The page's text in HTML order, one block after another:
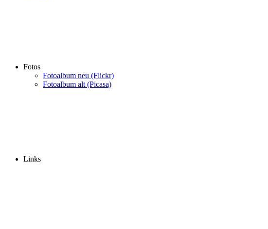
Fotos
Fotoalbum neu (Flickr)
Fotoalbum alt (Picasa)
Links